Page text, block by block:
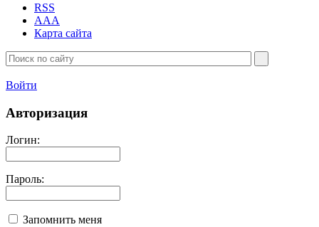
RSS
AAA
Карта сайта
Войти
Авторизация
Логин:
Пароль:
Запомнить меня